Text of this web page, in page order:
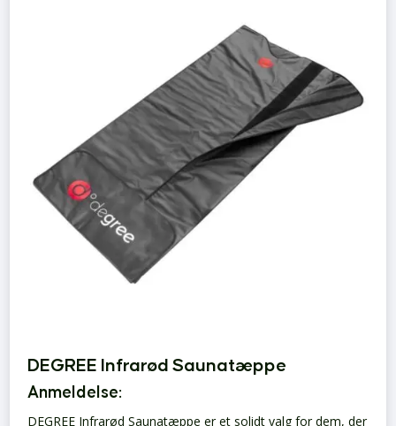
DEGREE Infrarød Saunatæppe
Anmeldelse:
DEGREE Infrarød Saunatæppe er et solidt valg for dem, der